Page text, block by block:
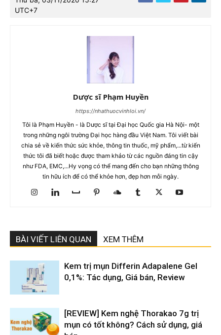
UTC+7
Dược sĩ Phạm Huyền
https://nhathuocvinhloi.vn/
Tôi là Phạm Huyền - là Dược sĩ tại Đại học Quốc gia Hà Nội- một
trong những ngôi trường Đại học hàng đầu Việt Nam. Tôi viết bài
chia sẻ về kiến thức sức khỏe, thông tin thuốc, mỹ phẩm,...từ kiến
thức tôi đã biết hoặc được tham khảo từ các nguồn đáng tin cậy
như FDA, EMC,...Hy vọng có thể mang đến cho bạn những thông
tin hữu ích để có thể khỏe hơn, đẹp hơn mỗi ngày.
BÀI VIẾT LIÊN QUAN XEM THÊM
Kem trị mụn Differin Adapalene Gel
0,1%: Tác dụng, Giá bán, Review
[REVIEW] Kem nghệ Thorakao 7g trị
mụn có tốt không? Cách sử dụng, giá